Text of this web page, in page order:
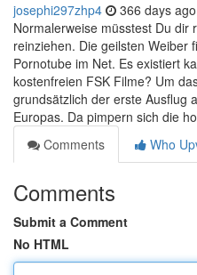
josephi297zhp4 366 days ago
Normalerweise müsstest Du
reinziehen. Die geilsten Weiber
Pornotube im Net. Es existiert
kostenfreien FSK Filme? Um
grundsätzlich der erste Ausflug
Europas. Da pimpern sich die
Comments
Who
Comments
Submit a Comment
No HTML